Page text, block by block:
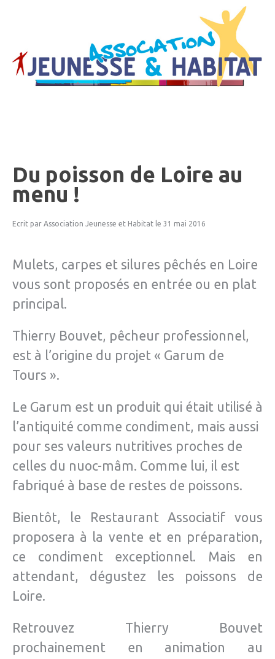
Du poisson de Loire au
menu !
Ecrit par Association Jeunesse et Habitat le 31 mai 2016
Mulets, carpes et silures pêchés en Loire
vous sont proposés en entrée ou en plat
principal.
Thierry Bouvet, pêcheur professionnel,
est à l’origine du projet « Garum de
Tours ».
Le Garum est un produit qui était utilisé à
l’antiquité comme condiment, mais aussi
pour ses valeurs nutritives proches de
celles du nuoc-mâm. Comme lui, il est
fabriqué à base de restes de poissons.
Bientôt, le Restaurant Associatif vous
proposera à la vente et en préparation,
ce condiment exceptionnel. Mais en
attendant, dégustez les poissons de
Loire.
Retrouvez Thierry Bouvet
prochainement en animation au